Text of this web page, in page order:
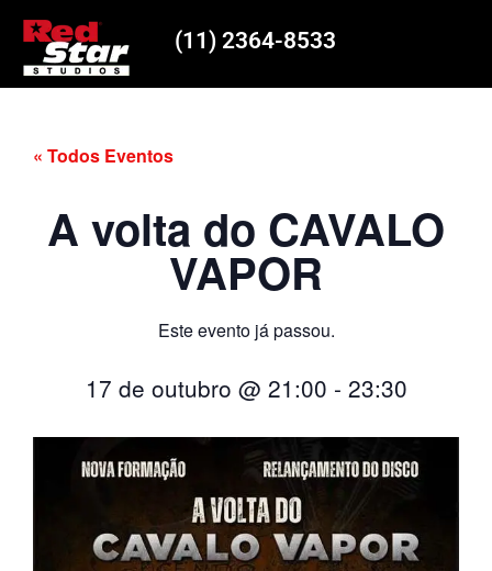
(11) 2364-8533
« Todos Eventos
A volta do CAVALO
VAPOR
Este evento já passou.
17 de outubro @ 21:00 - 23:30